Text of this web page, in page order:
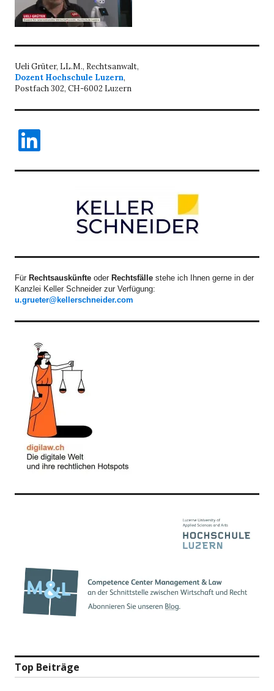
Ueli Grüter, LL.M., Rechtsanwalt,
Dozent Hochschule Luzern,
Postfach 302, CH-6002 Luzern
LinkedIn
Für Rechtsauskünfte oder Rechtsfälle stehe ich Ihnen gerne in der
Kanzlei Keller Schneider zur Verfügung:
u.grueter@kellerschneider.com
Top Beiträge